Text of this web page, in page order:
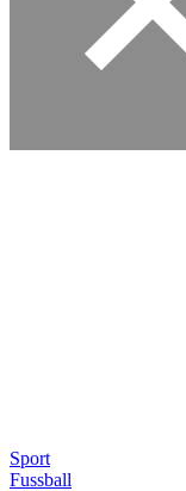
Sport
Fussball